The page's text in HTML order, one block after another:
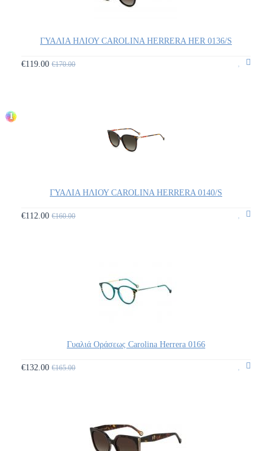
ΓΥΑΛΙΑ ΗΛΙΟΥ CAROLINA HERRERA HER 0136/S
€119.00€170.00
1
ΓΥΑΛΙΑ ΗΛΙΟΥ CAROLINA HERRERA 0140/S
€112.00€160.00
Γυαλιά Οράσεως Carolina Herrera 0166
€132.00€165.00